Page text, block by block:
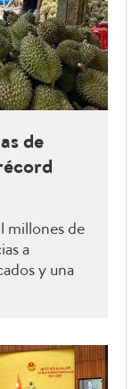
de
millones de
a
y una